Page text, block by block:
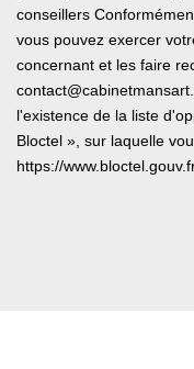
conseillers
vous pouvez exercer
concernant et les faire
l'existence de la liste
Bloctel », sur laquelle
https://